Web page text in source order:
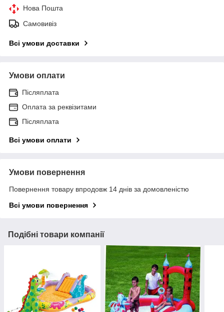
Нова Пошта
Самовивіз
Всі умови доставки
Умови оплати
Післяплата
Оплата за реквізитами
Післяплата
Всі умови оплати
Умови повернення
Повернення товару впродовж 14 днів за домовленістю
Всі умови повернення
Подібні товари компанії